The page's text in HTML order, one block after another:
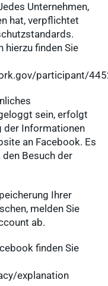
Unternehmen,
hat, verpflichtet
finden Sie
participant/
sein, erfolgt
der Informationen
an Facebook. Es
Besuch der
Ihrer
melden Sie
ab.
finden Sie
explanation